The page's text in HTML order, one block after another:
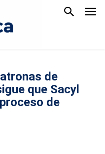
de
que Sacyl
de